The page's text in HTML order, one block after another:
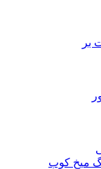
بر
میخ کوب